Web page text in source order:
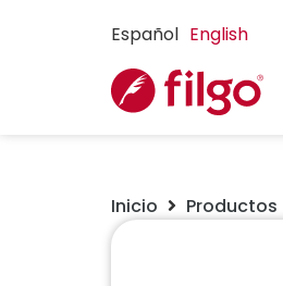
Español English
Inicio Productos